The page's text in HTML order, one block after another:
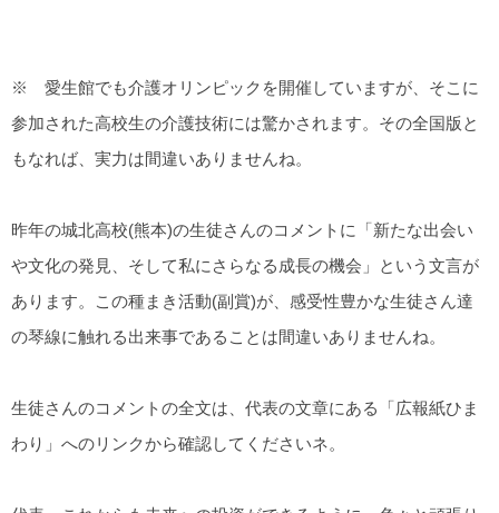
※ 愛生館でも介護オリンピックを開催していますが、そこに
参加された高校生の介護技術には驚かされます。その全国版と
もなれば、実力は間違いありませんね。
昨年の城北高校(熊本)の生徒さんのコメントに「新たな出会い
や文化の発見、そして私にさらなる成長の機会」という文言が
あります。この種まき活動(副賞)が、感受性豊かな生徒さん達
の琴線に触れる出来事であることは間違いありませんね。
生徒さんのコメントの全文は、代表の文章にある「広報紙ひま
わり」へのリンクから確認してくださいネ。